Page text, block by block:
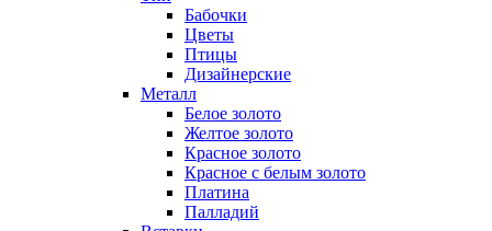
Бабочки
Цветы
Птицы
Дизайнерские
Металл
Белое золото
Желтое золото
Красное золото
Красное с белым золото
Платина
Палладий